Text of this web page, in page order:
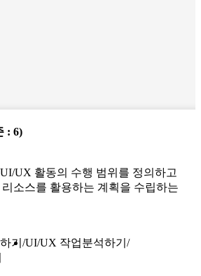
: 6)
UX 활동의 수행 범위를 정의하고
소스를 활용하는 계획을 수립하는
기
UI/UX 작업분석하기